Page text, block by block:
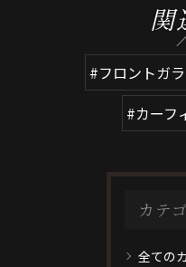
関
#フロントガ
#カーフ
カテ
全ての